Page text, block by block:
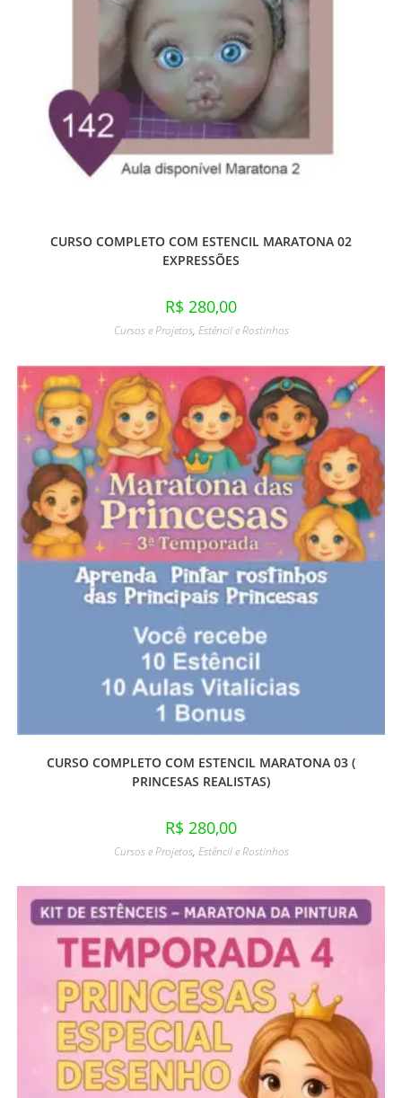
CURSO COMPLETO COM ESTENCIL MARATONA 02
EXPRESSÕES
R$ 280,00
Cursos e Projetos, Estêncil e Rostinhos
CURSO COMPLETO COM ESTENCIL MARATONA 03 (
PRINCESAS REALISTAS)
R$ 280,00
Cursos e Projetos, Estêncil e Rostinhos